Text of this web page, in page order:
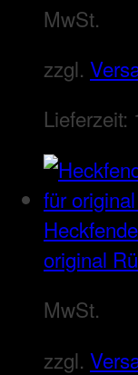
MwSt.
zzgl.
Lieferzeit:
original
MwSt.
zzgl.